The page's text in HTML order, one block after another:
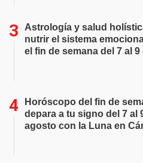
Astrología y salud
nutrir el sistema
el fin de semana del 7 al
Horóscopo del fin de
depara a tu signo del 7 al
agosto con la Luna en